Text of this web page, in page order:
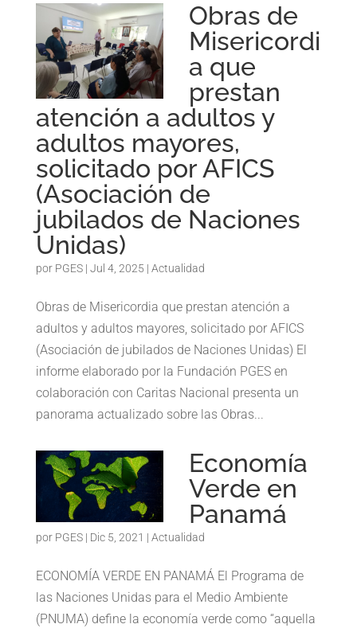
Obras de
Misericordi
a que
prestan
atención a adultos y
adultos mayores,
solicitado por AFICS
(Asociación de
jubilados de Naciones
Unidas)
por PGES| Jul 4, 2025 | Actualidad
Obras de Misericordia que prestan atención a
adultos y adultos mayores, solicitado por AFICS
(Asociación de jubilados de Naciones Unidas) El
informe elaborado por la Fundación PGES en
colaboración con Caritas Nacional presenta un
panorama actualizado sobre las Obras...
Economía
Verde en
Panamá
por PGES| Dic 5, 2021 | Actualidad
ECONOMÍA VERDE EN PANAMÁ El Programa de
las Naciones Unidas para el Medio Ambiente
(PNUMA) define la economía verde como “aquella